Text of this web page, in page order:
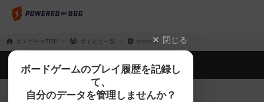
ボドゲーマTOP ボドとも一覧 zenzen 閉じる
ボードゲームのプレイ履歴を記録し
て、
自分のデータを管理しませんか？
ボドゲーマTOP
ボードゲームを検索する